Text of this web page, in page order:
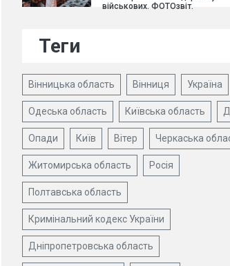
військових. ФОТОзвіт.
Теги
Вінницька область Вінниця Україна
Одеська область Київська область
Опади Київ Вітер Черкаська
Житомирська область Росія
Полтавська область
Кримінальний кодекс України
Дніпропетровська область